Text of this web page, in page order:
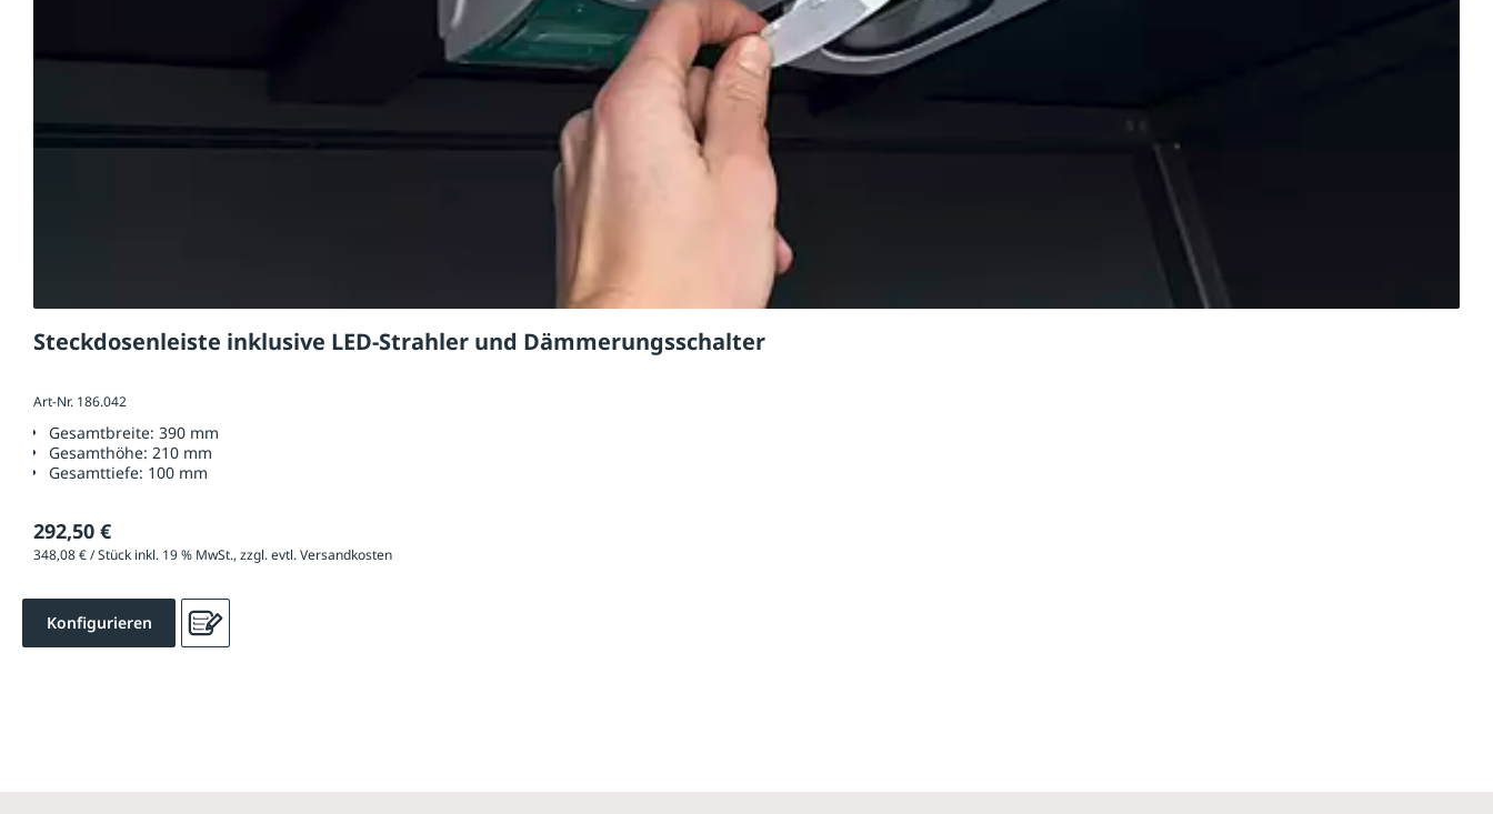
Steckdosenleiste inklusive LED-Strahler und Dämmerungsschalter
Art-Nr. 186.042
Gesamtbreite: 390 mm
Gesamthöhe: 210 mm
Gesamttiefe: 100 mm
292,50 €
348,08 € / Stück inkl. 19 % MwSt., zzgl. evtl. Versandkosten
Konfigurieren